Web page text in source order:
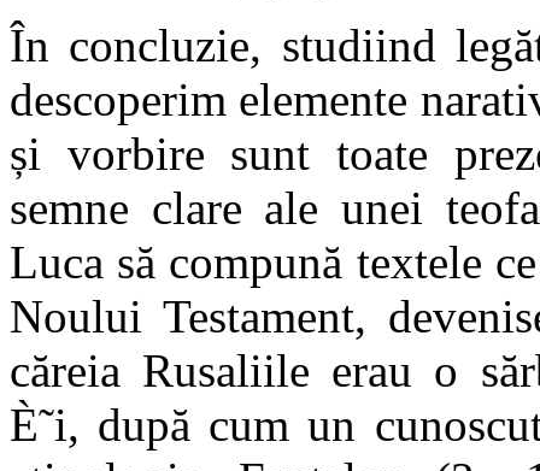
În concluzie, studiind
descoperim elemente
și vorbire sunt toate
semne clare ale unei
Luca să compună textele
Noului Testament,
căreia Rusaliile erau o
È˜i, după cum un